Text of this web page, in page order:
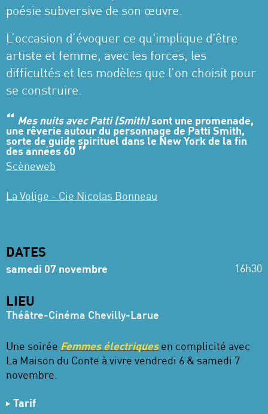
poésie subversive de son œuvre.
L’occasion d’évoquer ce qu'implique d'être
artiste et femme, avec les forces, les
difficultés et les modèles que l’on choisit pour
se construire.
Mes nuits avec Patti (Smith)sont une promenade,
une rêverie autour du personnage de Patti Smith,
sorte de guide spirituel dans le New York de la fin
des années 60
Scèneweb
La Volige - Cie Nicolas Bonneau
DATES
samedi 07 novembre 16h30
LIEU
Théâtre-Cinéma Chevilly-Larue
Une soirée Femmes électriquesen complicité avec
La Maison du Conte à vivre vendredi 6 & samedi 7
novembre.
Tarif